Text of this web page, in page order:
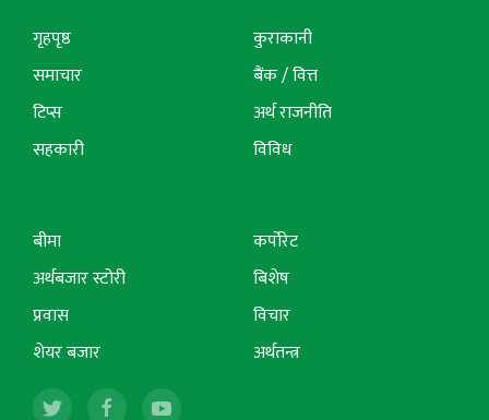
गृहपृष्ठ
समाचार
टिप्स
सहकारी
कुराकानी
बैंक / वित्त
अर्थ राजनीति
विविध
बीमा
अर्थबजार स्टोरी
प्रवास
शेयर बजार
कर्पोरेट
बिशेष
विचार
अर्थतन्त्र